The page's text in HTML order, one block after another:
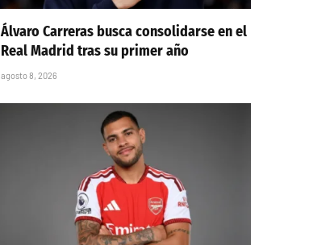
Álvaro Carreras busca consolidarse en el
Real Madrid tras su primer año
agosto 8, 2026